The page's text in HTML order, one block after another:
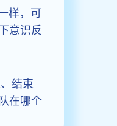
样，可
意识反
结束
在哪个